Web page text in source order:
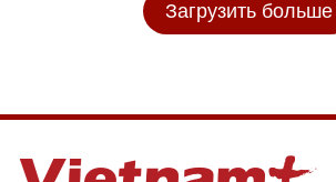
Загрузить больше